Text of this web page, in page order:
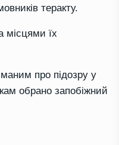
теракту.
місцями їх
про підозру у
обрано запобіжний